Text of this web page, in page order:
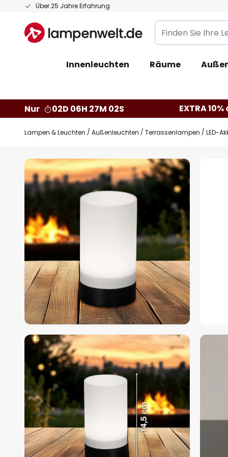
Über 25 Jahre Erfahrung
Zum
springen
Finden
Sie
Leuchte...
Innenleuchten Räume
Nur
02D 06H 27M 01S EXTRA
Lampen & Leuchten Außenleuchten Terrassenlampen LED-
Zum
Ende
der
springen